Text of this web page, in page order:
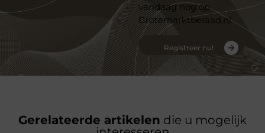
vandaag nog op
Grotemarktberaad.nl
Registreer nu!
Gerelateerde artikelen die u mogelijk